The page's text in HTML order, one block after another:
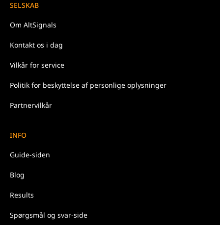
SELSKAB
Om AltSignals
Kontakt os i dag
Vilkår for service
Politik for beskyttelse af personlige oplysninger
Partnervilkår
INFO
Guide-siden
Blog
Results
Spørgsmål og svar-side